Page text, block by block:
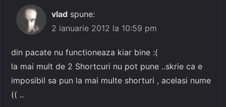
vlad spune:
2 ianuarie 2012 la 10:59 pm
din pacate nu functioneaza kiar bine :(
la mai mult de 2 Shortcuri nu pot pune ..skrie ca e
imposibil sa pun la mai multe shorturi , acelasi nume
(( ..